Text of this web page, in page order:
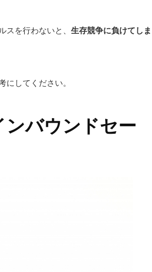
を行わないと、 生存競争に負けてしま
してください。
バウンドセー